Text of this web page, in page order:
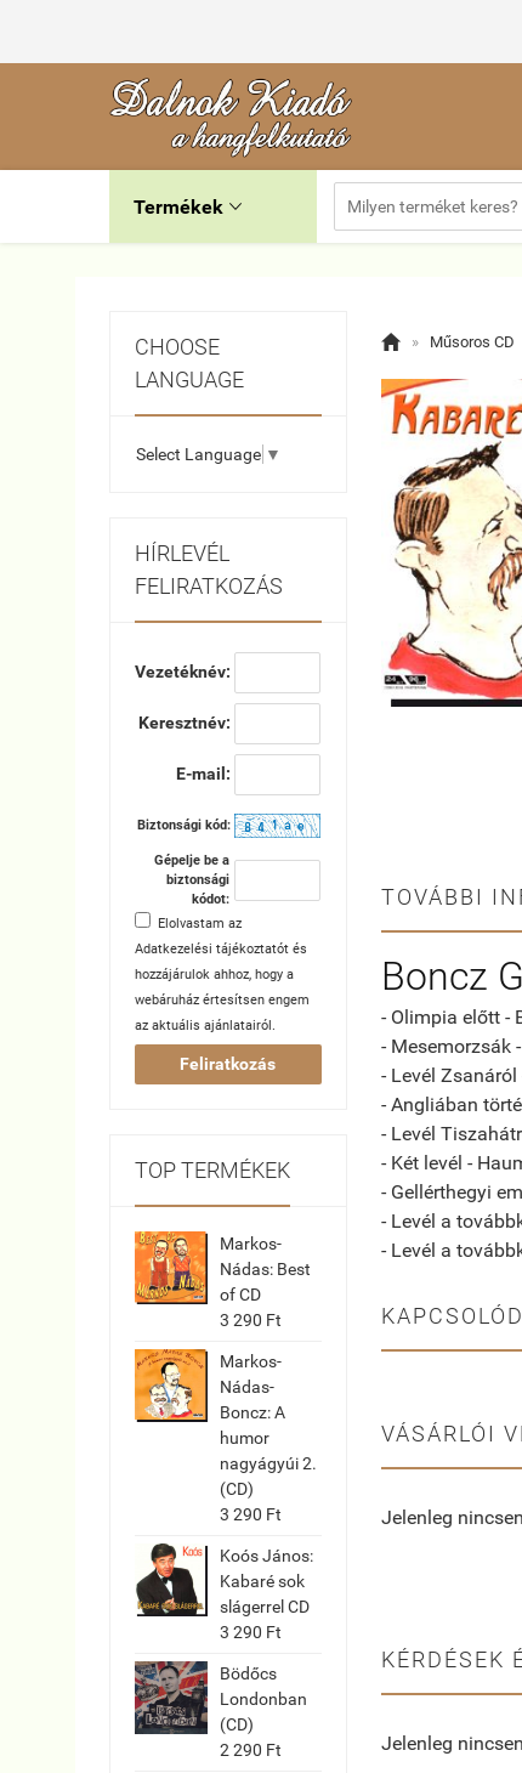
Termékek 
CHOOSE
LANGUAGE
Select Language ▼
HÍRLEVÉL
FELIRATKOZÁS
Vezetéknév:
Keresztnév:
E-mail:
Biztonsági kód:
Gépelje be a
biztonsági
kódot:
Elolvastam az
Adatkezelési tájékoztatót és
hozzájárulok ahhoz, hogy a
webáruház értesítsen engem
az aktuális ajánlatairól.
Feliratkozás
TOP TERMÉKEK
Markos-
Nádas: Best
of CD
3 290 Ft
Markos-
Nádas-
Boncz: A
humor
nagyágyúi 2.
(CD)
3 290 Ft
Koós János:
Kabaré sok
slágerrel CD
3 290 Ft
Bödőcs
Londonban
(CD)
2 290 Ft
 » Műsoros CD
TOVÁBBI
Boncz
- Olimpia előtt -
- Mesemorzsák
- Levél
- Angliában
- Levél
- Két levél -
- Gellérthegyi
- Levél a
- Levél a
VÁSÁRLÓI
Jelenleg
KÉRDÉSEK
Jelenleg